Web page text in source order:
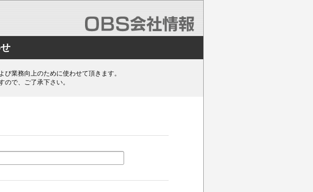
業務向上のために使わせて頂きます。
で、ご了承下さい。